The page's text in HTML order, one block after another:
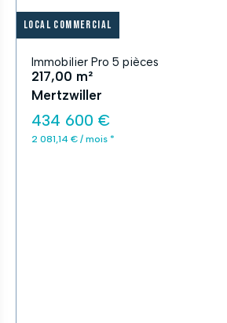
Local commercial
Immobilier Pro 5 pièces
217,00 m²
Mertzwiller
434 600 €
2 081,14 € / mois *